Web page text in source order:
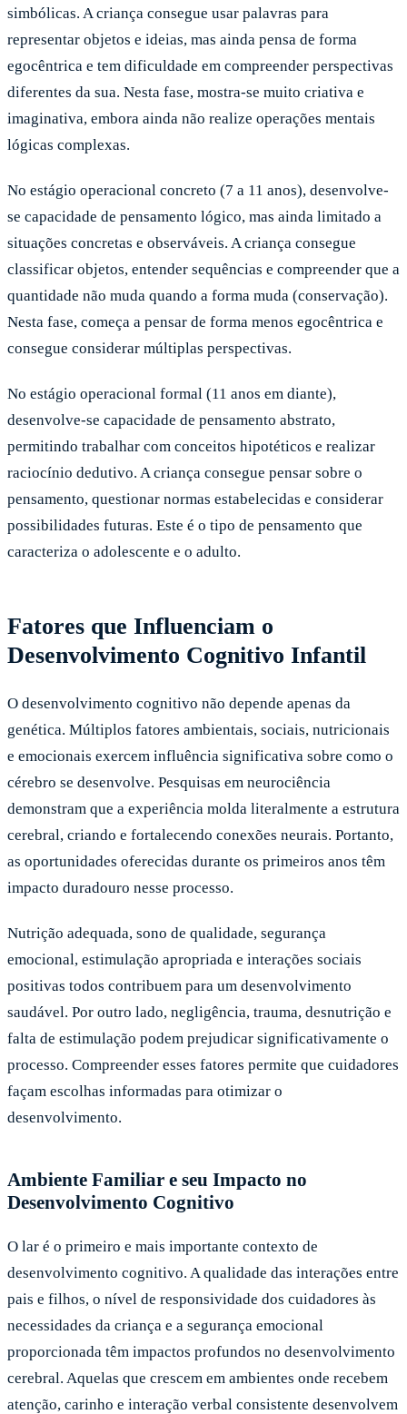
simbólicas. A criança consegue usar palavras para
representar objetos e ideias, mas ainda pensa de forma
egocêntrica e tem dificuldade em compreender perspectivas
diferentes da sua. Nesta fase, mostra-se muito criativa e
imaginativa, embora ainda não realize operações mentais
lógicas complexas.
No estágio operacional concreto (7 a 11 anos), desenvolve-
se capacidade de pensamento lógico, mas ainda limitado a
situações concretas e observáveis. A criança consegue
classificar objetos, entender sequências e compreender que a
quantidade não muda quando a forma muda (conservação).
Nesta fase, começa a pensar de forma menos egocêntrica e
consegue considerar múltiplas perspectivas.
No estágio operacional formal (11 anos em diante),
desenvolve-se capacidade de pensamento abstrato,
permitindo trabalhar com conceitos hipotéticos e realizar
raciocínio dedutivo. A criança consegue pensar sobre o
pensamento, questionar normas estabelecidas e considerar
possibilidades futuras. Este é o tipo de pensamento que
caracteriza o adolescente e o adulto.
Fatores que Influenciam o
Desenvolvimento Cognitivo Infantil
O desenvolvimento cognitivo não depende apenas da
genética. Múltiplos fatores ambientais, sociais, nutricionais
e emocionais exercem influência significativa sobre como o
cérebro se desenvolve. Pesquisas em neurociência
demonstram que a experiência molda literalmente a estrutura
cerebral, criando e fortalecendo conexões neurais. Portanto,
as oportunidades oferecidas durante os primeiros anos têm
impacto duradouro nesse processo.
Nutrição adequada, sono de qualidade, segurança
emocional, estimulação apropriada e interações sociais
positivas todos contribuem para um desenvolvimento
saudável. Por outro lado, negligência, trauma, desnutrição e
falta de estimulação podem prejudicar significativamente o
processo. Compreender esses fatores permite que cuidadores
façam escolhas informadas para otimizar o
desenvolvimento.
Ambiente Familiar e seu Impacto no
Desenvolvimento Cognitivo
O lar é o primeiro e mais importante contexto de
desenvolvimento cognitivo. A qualidade das interações entre
pais e filhos, o nível de responsividade dos cuidadores às
necessidades da criança e a segurança emocional
proporcionada têm impactos profundos no desenvolvimento
cerebral. Aquelas que crescem em ambientes onde recebem
atenção, carinho e interação verbal consistente desenvolvem